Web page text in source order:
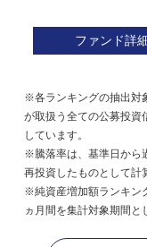
ファンド詳
※各ランキングの抽出対
が取扱う全ての公募投資
しています。
※騰落率は、基準日から
再投資したものとして計
※純資産増加額ランキン
ヵ月間を集計対象期間と